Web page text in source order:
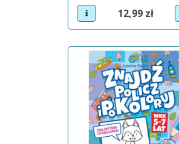
view product
Cena
12,99 zł